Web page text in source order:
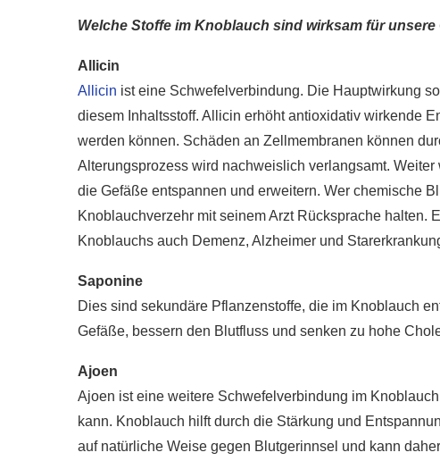
Welche Stoffe im Knoblauch sind wirksam für
Allicin
Allicin ist eine Schwefelverbindung. Die Hauptwirkung
diesem Inhaltsstoff. Allicin erhöht antioxidativ wirkende
werden können. Schäden an Zellmembranen können
Alterungsprozess wird nachweislich verlangsamt.
die Gefäße entspannen und erweitern. Wer chemische
Knoblauchverzehr mit seinem Arzt Rücksprache halten.
Knoblauchs auch Demenz, Alzheimer und
Saponine
Dies sind sekundäre Pflanzenstoffe, die im Knoblauch
Gefäße, bessern den Blutfluss und senken zu hohe
Ajoen
Ajoen ist eine weitere Schwefelverbindung im
kann. Knoblauch hilft durch die Stärkung und
auf natürliche Weise gegen Blutgerinnsel und kann